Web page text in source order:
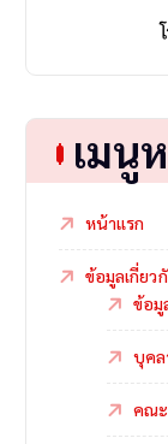
เมนู
หน้าแรก
ข้อมูลเกี่ยว
ข้อมู
บุคล
คณ